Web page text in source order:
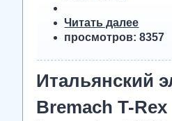
Читать далее
просмотров: 8357
Итальянский
Bremach T-